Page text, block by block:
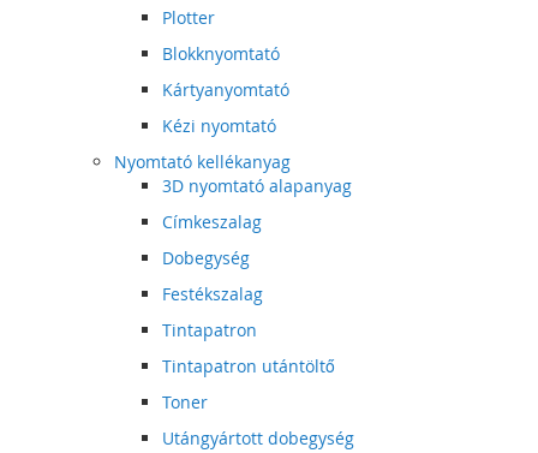
Plotter
Blokknyomtató
Kártyanyomtató
Kézi nyomtató
Nyomtató kellékanyag
3D nyomtató alapanyag
Címkeszalag
Dobegység
Festékszalag
Tintapatron
Tintapatron utántöltő
Toner
Utángyártott dobegység